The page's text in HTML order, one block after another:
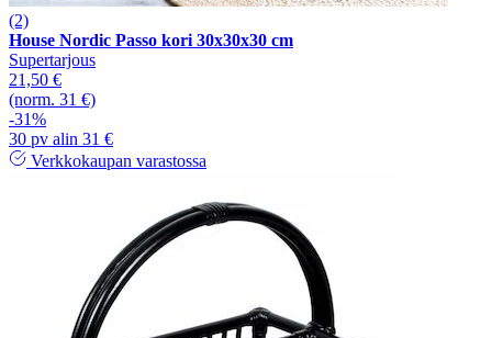
(2)
House Nordic Passo kori 30x30x30 cm
Supertarjous
21,50 €
(norm. 31 €)
-31%
30 pv alin 31 €
Verkkokaupan varastossa